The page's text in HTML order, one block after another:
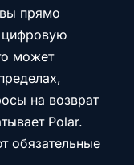
прямо
цифровую
может
на возврат
Polar.
обязательные